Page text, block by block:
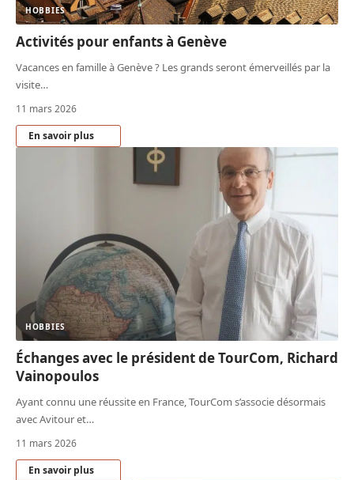
HOBBIES
Activités pour enfants à Genève
Vacances en famille à Genève ? Les grands seront émerveillés par la
visite…
11 mars 2026
En savoir plus
HOBBIES
Échanges avec le président de TourCom, Richard
Vainopoulos
Ayant connu une réussite en France, TourCom s’associe désormais
avec Avitour et…
11 mars 2026
En savoir plus